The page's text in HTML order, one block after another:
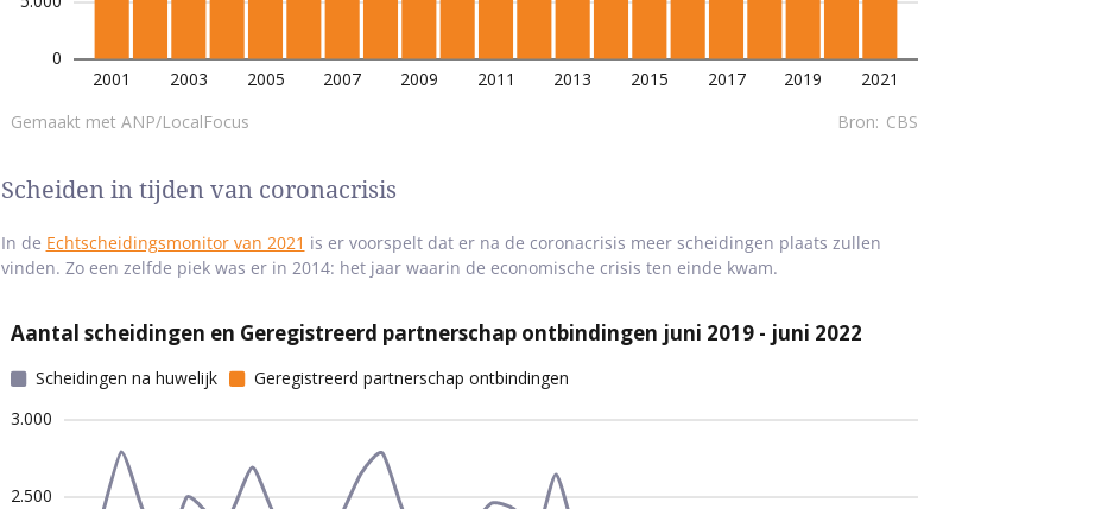
Scheiden in tijden van coronacrisis
In de Echtscheidingsmonitor van 2021 is er voorspelt dat er na de coronacrisis meer scheidingen plaats zullen
vinden. Zo een zelfde piek was er in 2014: het jaar waarin de economische crisis ten einde kwam.